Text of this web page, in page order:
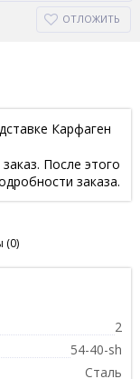
ОТЛОЖИТЬ
Карфаген
После этого
заказа.
(0)
2
54-40-sh
Сталь